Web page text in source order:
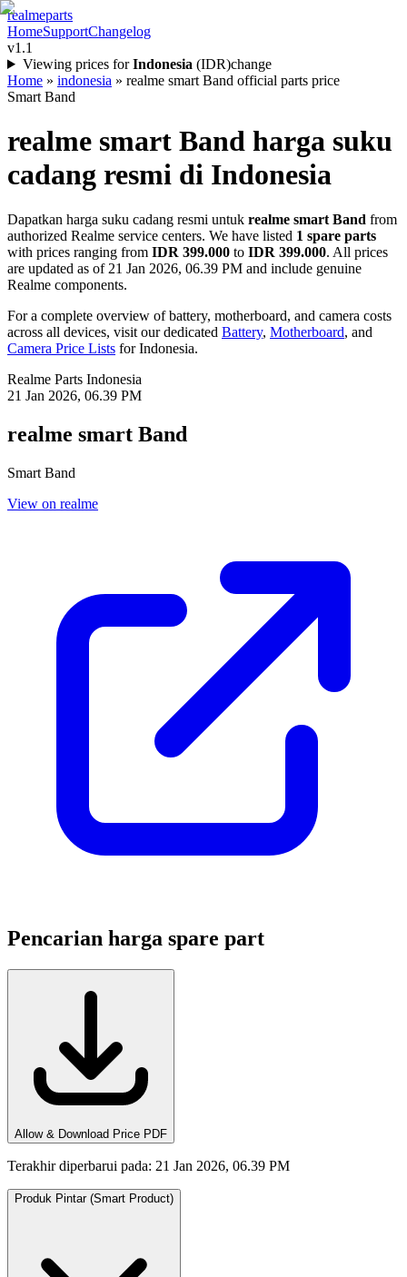
realmeparts
HomeSupportChangelog
v1.1
Viewing prices for Indonesia (IDR)change
Home » indonesia » realme smart Band official parts price
Smart Band
realme smart Band harga suku
cadang resmi di Indonesia
Dapatkan harga suku cadang resmi untuk realme smart Band from
authorized Realme service centers. We have listed 1 spare parts
with prices ranging from IDR 399.000 to IDR 399.000. All prices
are updated as of 21 Jan 2026, 06.39 PM and include genuine
Realme components.
For a complete overview of battery, motherboard, and camera costs
across all devices, visit our dedicated Battery, Motherboard, and
Camera Price Lists forIndonesia.
Realme Parts Indonesia
21 Jan 2026, 06.39 PM
realme smart Band
Smart Band
View on realme
Pencarian harga spare part
Allow & Download Price PDF
Terakhir diperbarui pada: 21 Jan 2026, 06.39 PM
Produk Pintar (Smart Product)